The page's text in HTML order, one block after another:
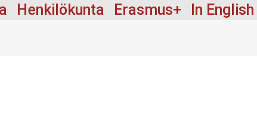
Henkilökunta Erasmus+ In English